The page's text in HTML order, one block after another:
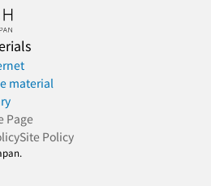
material
Page
Site Policy